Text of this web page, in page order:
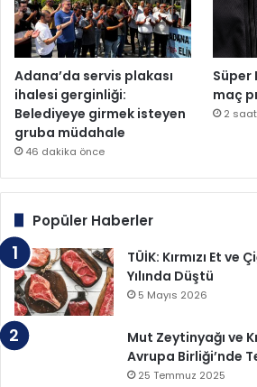
Adana’da servis plakası
ihalesi gerginliği:
Belediyeye girmek isteyen
gruba müdahale
46 dakika önce
Süper
maç
2
Popüler Haberler
TÜİK: Kırmızı Et
Yılında Düştü
5 Mayıs 2026
Mut Zeytinyağı ve
Avrupa Birliği’nde
25 Temmuz 2025